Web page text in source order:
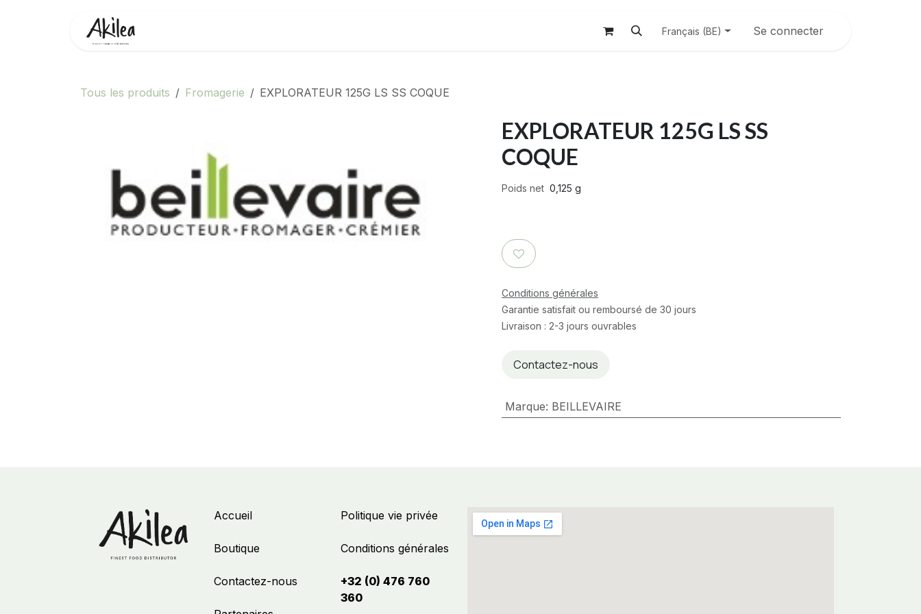
Français (BE) Se connecter
Tous les produits Fromagerie EXPLORATEUR 125G LS SS COQUE
EXPLORATEUR 125G LS SS
COQUE
Poids net 0,125 g
Conditions générales
Garantie satisfait ou remboursé de 30 jours
Livraison : 2-3 jours ouvrables
Contactez-nous
Marque: BEILLEVAIRE
Politique vie privée
Conditions générales
+32 (0) 476 760
360
Accueil
Boutique
Contactez-nous